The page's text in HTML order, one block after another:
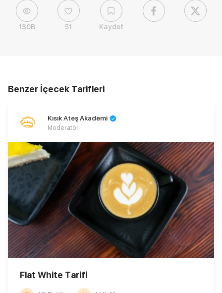
130B 51 Kaydet
Benzer İçecek Tarifleri
Kısık Ateş Akademi
Moderatör
Flat White Tarifi